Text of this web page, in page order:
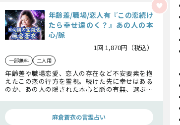
年齢差/職場/恋人有『この恋続け
たら幸せ遠のく？』あの人の本
心/脈
1回 1,870円（税込）
一部無料 二人用
年齢差や職場恋愛、恋人の存在など不安要素を抱
えたこの恋の行方を霊視。続けた先に幸せはある
のか、あの人の隠された本心と脈の有無、選ぶべ
麻倉蒼衣の言霊占い